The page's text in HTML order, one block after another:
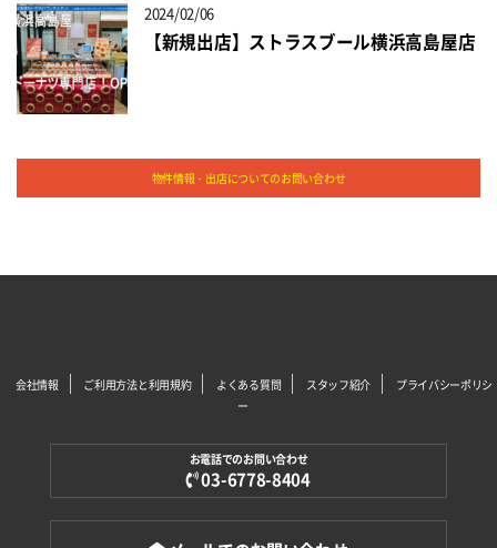
2024/02/06
【新規出店】ストラスブール横浜高島屋店
物件情報・出店についてのお問い合わせ
会社情報 ご利用方法と利用規約 よくある質問 スタッフ紹介
プライバシーポリシ
ー
お電話でのお問い合わせ
03-6778-8404